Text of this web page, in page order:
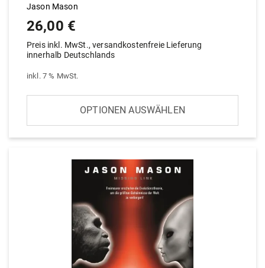
Jason Mason
26,00 €
Preis inkl. MwSt., versandkostenfreie Lieferung
innerhalb Deutschlands
inkl. 7 % MwSt.
SELECT OPTION